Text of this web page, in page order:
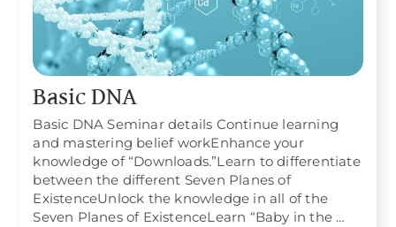
Basic DNA
Basic DNA Seminar details Continue learning
and mastering belief workEnhance your
knowledge of “Downloads.”Learn to differentiate
between the different Seven Planes of
ExistenceUnlock the knowledge in all of the
Seven Planes of ExistenceLearn “Baby in the …